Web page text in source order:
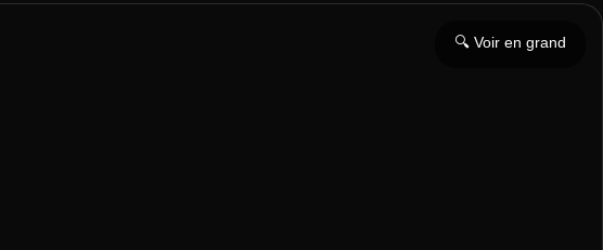
🔍 Voir en grand